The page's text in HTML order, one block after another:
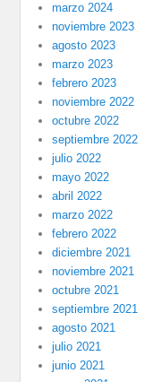
marzo 2024
noviembre 2023
agosto 2023
marzo 2023
febrero 2023
noviembre 2022
octubre 2022
septiembre 2022
julio 2022
mayo 2022
abril 2022
marzo 2022
febrero 2022
diciembre 2021
noviembre 2021
octubre 2021
septiembre 2021
agosto 2021
julio 2021
junio 2021